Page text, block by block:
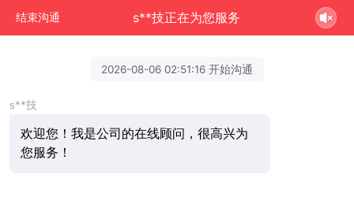
结束沟通 s**技正在为您服务
2026-08-06 02:51:16 开始沟通
s**技
欢迎您！我是公司的在线顾问，很高兴为
您服务！